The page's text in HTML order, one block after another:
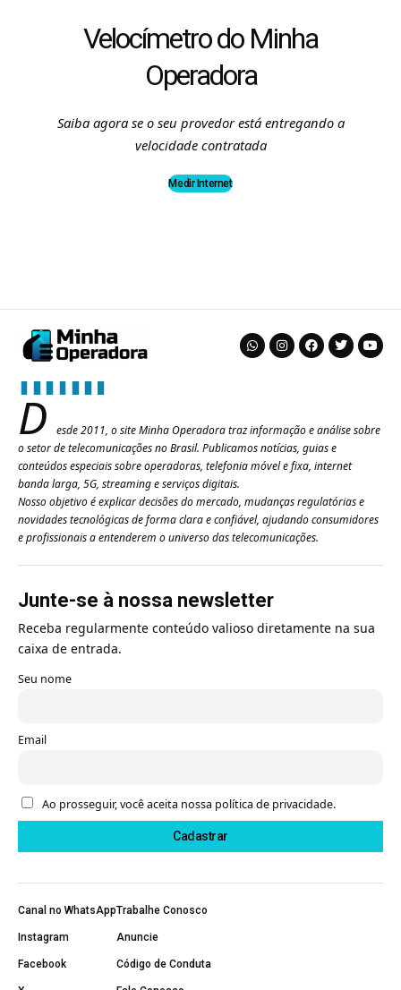
Velocímetro do Minha
Operadora
Saiba agora se o seu provedor está entregando a
velocidade contratada
Medir Internet
D
esde 2011, o site Minha Operadora traz informação e análise sobre
o setor de telecomunicações no Brasil. Publicamos notícias, guias e
conteúdos especiais sobre operadoras, telefonia móvel e fixa, internet
banda larga, 5G, streaming e serviços digitais.
Nosso objetivo é explicar decisões do mercado, mudanças regulatórias e
novidades tecnológicas de forma clara e confiável, ajudando consumidores
e profissionais a entenderem o universo das telecomunicações.
Junte-se à nossa newsletter
Receba regularmente conteúdo valioso diretamente na sua
caixa de entrada.
Seu nome
Email
Ao prosseguir, você aceita nossa política de privacidade.
Canal no WhatsApp
Instagram
Facebook
Trabalhe Conosco
Anuncie
Código de Conduta